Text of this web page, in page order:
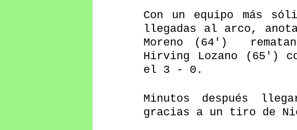
Con un equipo más
llegadas al arco,
Moreno (64')
Hirving Lozano (65')
el 3 - 0.
Minutos después
gracias a un tiro de